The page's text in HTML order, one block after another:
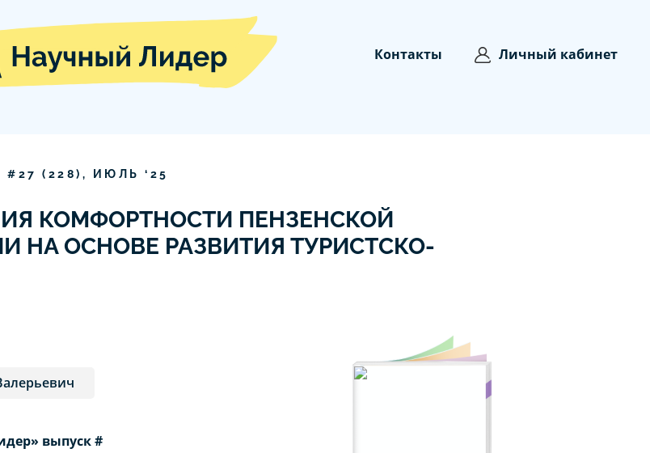
Контакты Личный кабинет
# 27 ( 228), ИЮЛЬ ‘ 25
КОМФОРТНОСТИ ПЕНЗЕНСКОЙ
НА ОСНОВЕ РАЗВИТИЯ ТУРИСТСКО-
выпуск #